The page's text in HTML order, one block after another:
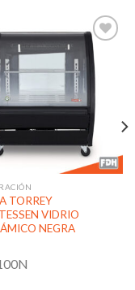
Añadir
lista de
deseos
TORREY
VIDRIO
NEGRA